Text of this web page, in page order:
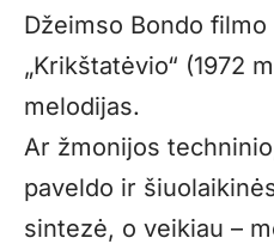
Džeimso Bondo filmo
„Krikštatėvio“ (1972
melodijas.
Ar žmonijos
paveldo ir
sintezė, o veikiau –